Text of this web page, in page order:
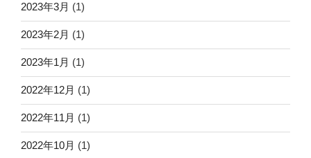
2023年3月 (1)
2023年2月 (1)
2023年1月 (1)
2022年12月 (1)
2022年11月 (1)
2022年10月 (1)